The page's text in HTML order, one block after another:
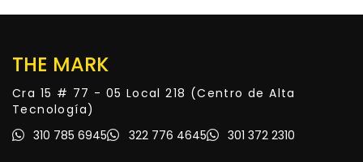
THE MARK
Cra 15 # 77 - 05 Local 218 (Centro de Alta
Tecnología)
310 785 6945
322 776 4645 301 372 2310